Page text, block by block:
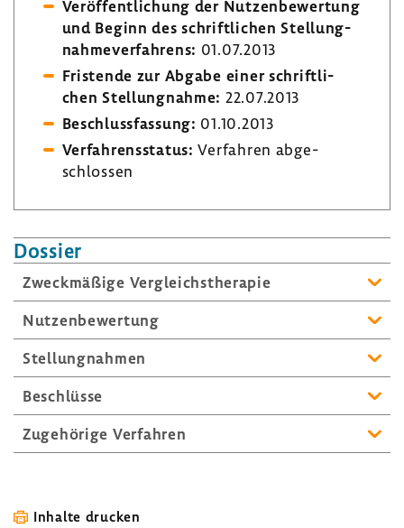
Veröf­fent­li­chung der Nutzen­be­wer­tung
und Beginn des schrift­li­chen Stel­lung­
nah­me­ver­fah­rens: 01.07.2013
Fris­tende zur Abgabe einer schrift­li­
chen Stel­lung­nahme: 22.07.2013
Beschluss­fas­sung: 01.10.2013
Verfah­rens­status: Verfahren abge­
schlossen
Dossier
Zweck­mä­ßige Vergleichs­the­rapie
Nutzen­be­wer­tung
Stel­lung­nahmen
Beschlüsse
Zuge­hö­rige Verfahren
Inhalte drucken